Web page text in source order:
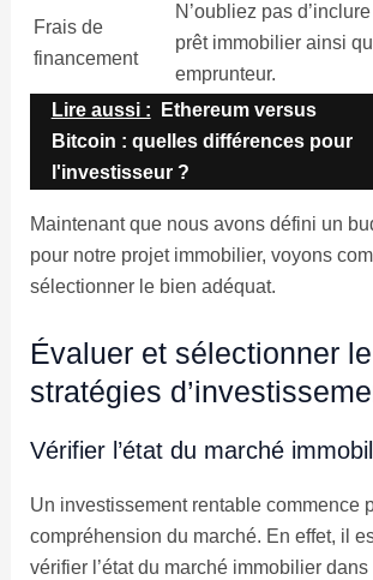
Frais de
financement
N’oubliez pas
prêt immobilier ainsi
emprunteur.
Lire aussi :
Ethereum versus
Bitcoin : quelles différences pour
l'investisseur ?
Maintenant que nous avons défini un
pour notre projet immobilier, voyons
sélectionner le bien adéquat.
Évaluer et sélectionner
stratégies
Vérifier l’état du marché
Un investissement rentable commence
compréhension du marché. En effet, il
vérifier l’état du marché immobilier